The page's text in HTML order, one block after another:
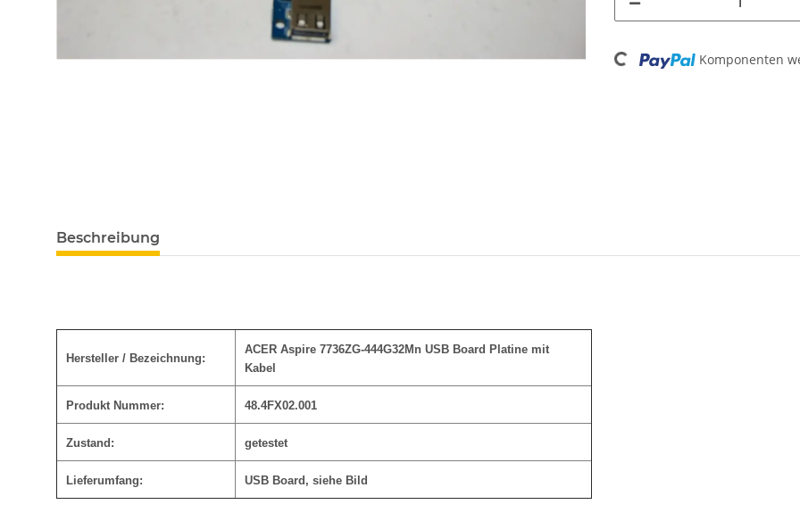
Loading... Komponenten
Beschreibung
Hersteller / Bezeichnung:
ACER Aspire 7736ZG-444G32Mn USB Board Platine mit
Kabel
Produkt Nummer: 48.4FX02.001
Zustand: getestet
Lieferumfang: USB Board , siehe Bild